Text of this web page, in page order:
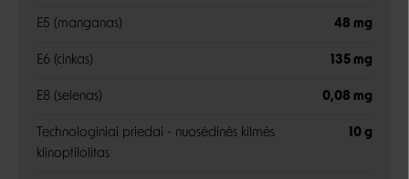
E5 (manganas) 48 mg
E6 (cinkas) 135 mg
E8 (selenas) 0,08 mg
Technologiniai priedai - nuosėdinės kilmės
klinoptilolitas
10 g